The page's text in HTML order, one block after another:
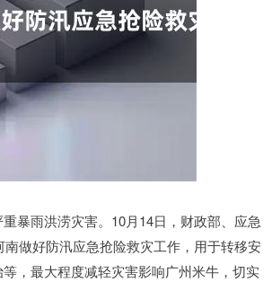
暴雨洪涝灾害。10月14日，财政部、应急
做好防汛应急抢险救灾工作，用于转移安
，最大程度减轻灾害影响广州米牛，切实